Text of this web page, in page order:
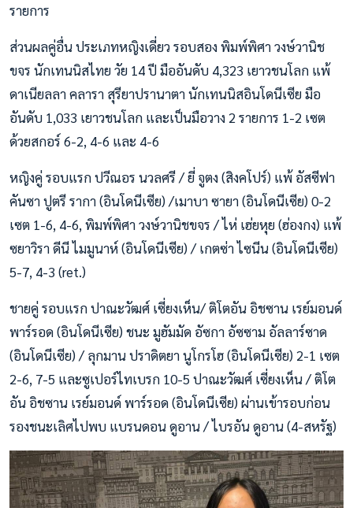
รายการ
ส่วนผลคู่อื่น ประเภทหญิงเดี่ยว รอบสอง พิมพ์พิศา วงษ์วานิช
ขจร นักเทนนิสไทย วัย 14 ปี มืออันดับ 4,323 เยาวชนโลก แพ้
ดาเนียลลา คลารา สุรียาปรานาตา นักเทนนิสอินโดนีเซีย มือ
อันดับ 1,033 เยาวชนโลก และเป็นมือวาง 2 รายการ 1-2 เซต
ด้วยสกอร์ 6-2, 4-6 และ 4-6
หญิงคู่ รอบแรก ปวีณอร นวลศรี / ยี่ จูตง (สิงคโปร์) แพ้ อัสซีฟา
คันซา ปูตรี รากา (อินโดนีเซีย) /เมาบา ซายา (อินโดนีเซีย) 0-2
เซต 1-6, 4-6, พิมพ์พิศา วงษ์วานิชขจร / ไห่ เฮ่ยหุย (ฮ่องกง) แพ้
ซยาวิรา ดีนี ไมมูนาห์ (อินโดนีเซีย) / เกตซ่า ไซนีน (อินโดนีเซีย)
5-7, 4-3 (ret.)
ชายคู่ รอบแรก ปาณะวัฒศ์ เซี่ยงเห็น/ ติโตอัน อิชซาน เรย์มอนด์
พาร์รอด (อินโดนีเซีย) ชนะ มูฮัมมัด อัซกา อัซซาม อัลลาร์ซาด
(อินโดนีเซีย) / ลุกมาน ปราดิตยา นูโกรโฮ (อินโดนีเซีย) 2-1 เซต
2-6, 7-5 และซูเปอร์ไทเบรก 10-5 ปาณะวัฒศ์ เซี่ยงเห็น / ติโต
อัน อิชซาน เรย์มอนด์ พาร์รอด (อินโดนีเซีย) ผ่านเข้ารอบก่อน
รองชนะเลิศไปพบ แบรนดอน ดูอาน / ไบรอัน ดูอาน (4-สหรัฐ)